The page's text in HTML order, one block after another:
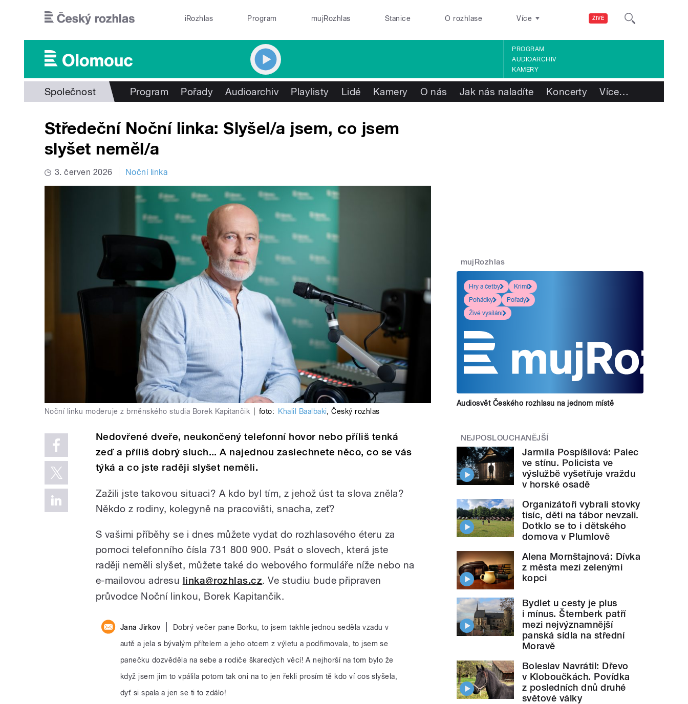
ŽIVĚ
iRozhlas Program mujRozhlas Stanice O rozhlase Více
PROGRAM
AUDIOARCHIV
KAMERY
Společnost Program Pořady Audioarchiv Playlisty Lidé Kamery O nás Jak nás naladíte Koncerty Více…
Středeční Noční linka: Slyšel/a jsem, co jsem
slyšet neměl/a
3. červen 2026 Noční linka
Noční linku moderuje z brněnského studia Borek Kapitančik foto: Khalil Baalbaki,Český rozhlas
Nedovřené dveře, neukončený telefonní hovor nebo příliš tenká
zeď a příliš dobrý sluch... A najednou zaslechnete něco, co se vás
týká a co jste raději slyšet neměli.
Zažili jste takovou situaci? A kdo byl tím, z jehož úst ta slova zněla?
Někdo z rodiny, kolegyně na pracovišti, snacha, zeť?
S vašimi příběhy se i dnes můžete vydat do rozhlasového éteru za
pomoci telefonního čísla 731 800 900. Psát o slovech, která jste
raději neměli slyšet, můžete také do webového formuláře níže nebo na
e-mailovou adresu linka@rozhlas.cz. Ve studiu bude připraven
průvodce Noční linkou, Borek Kapitančik.
Jana Jirkov
Dobrý večer pane Borku, to jsem takhle jednou seděla vzadu v
autě a jela s bývalým přítelem a jeho otcem z výletu a podřimovala, to jsem se
panečku dozvěděla na sebe a rodiče škaredých věcí! A nejhorší na tom bylo že
když jsem jim to vpálila potom tak oni na to jen řekli prosím tě kdo ví cos slyšela,
dyť si spala a jen se ti to zdálo!
mujRozhlas
Hry a četby
Krimi
Pohádky
Pořady
Živé vysílání
Audiosvět Českého rozhlasu na jednom místě
NEJPOSLOUCHANĚJŠÍ
Jarmila Pospíšilová: Palec
ve stínu. Policista ve
výslužbě vyšetřuje vraždu
v horské osadě
Organizátoři vybrali stovky
tisíc, děti na tábor nevzali.
Dotklo se to i dětského
domova v Plumlově
Alena Mornštajnová: Dívka
z města mezi zelenými
kopci
Bydlet u cesty je plus
i mínus. Šternberk patří
mezi nejvýznamnější
panská sídla na střední
Moravě
Boleslav Navrátil: Dřevo
v Kloboučkách. Povídka
z posledních dnů druhé
světové války